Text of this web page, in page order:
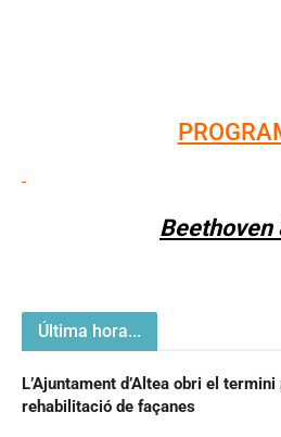
Beethoven
Última hora...
L’Ajuntament d’Altea obri el
rehabilitació de façanes